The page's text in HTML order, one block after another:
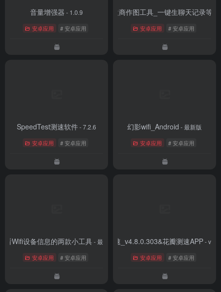
音量增强器 - 1.0.9
安卓应用 # 安卓应用
刷圈兔APP&圈兔微商作图工具_一键生聊天记录等_
安卓应用 # 安卓应用
SpeedTest测速软件- 7.2.6
安卓应用 # 安卓应用
幻影wifi_Android - 最新版
安卓应用 # 安卓应用
看Wifi设备信息的两款小工具- 最新版
安卓应用 # 安卓应用
花瓣测速_v4.8.0.303&花瓣测速APP-
安卓应用 # 安卓应用